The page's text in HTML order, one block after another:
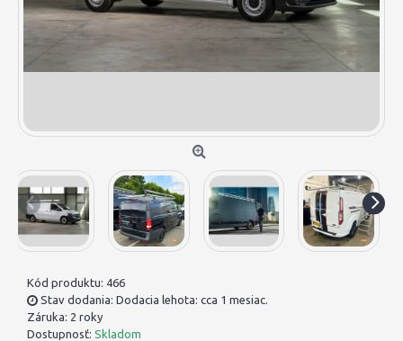
Kód produktu: 466
Stav dodania: Dodacia lehota: cca 1 mesiac.
Záruka: 2 roky
Dostupnosť: Skladom